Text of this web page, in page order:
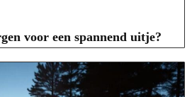
voor een spannend uitje?